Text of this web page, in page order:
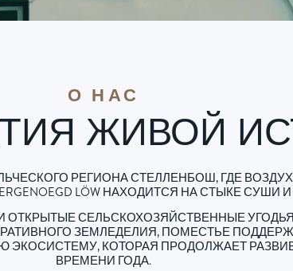
О НАС
ЖИВОЙ
РЕГИОНА СТЕЛЛЕНБОШ, ГДЕ
LÖW НАХОДИТСЯ НА СТЫКЕ СУШИ
ОТКРЫТЫЕ СЕЛЬСКОХОЗЯЙСТВЕННЫЕ
ЗЕМЛЕДЕЛИЯ, ПОМЕСТЬЕ
КОТОРАЯ ПРОДОЛЖАЕТ
ВРЕМЕНИ ГОДА.